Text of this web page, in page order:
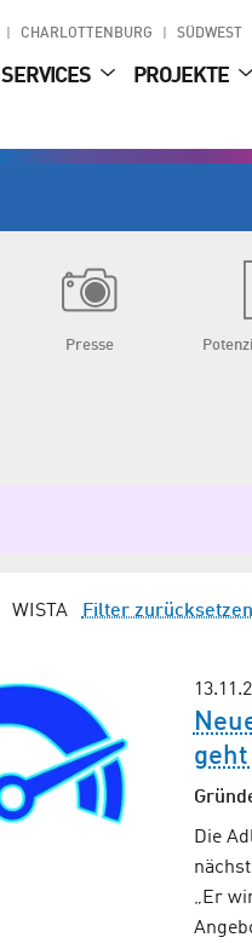
CHARLOTTENBURG SÜDWEST
SERVICES PROJEKTE
Presse
WISTA Filter zurücksetzen
Die
„Er